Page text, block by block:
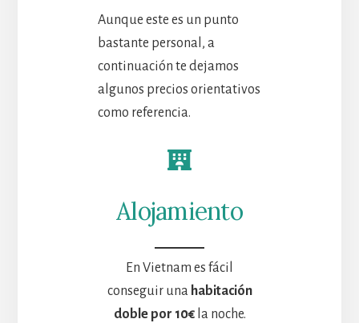
Aunque este es un punto
bastante personal, a
continuación te dejamos
algunos precios orientativos
como referencia.
Alojamiento
En Vietnam es fácil
conseguir una habitación
doble por 10€la noche.